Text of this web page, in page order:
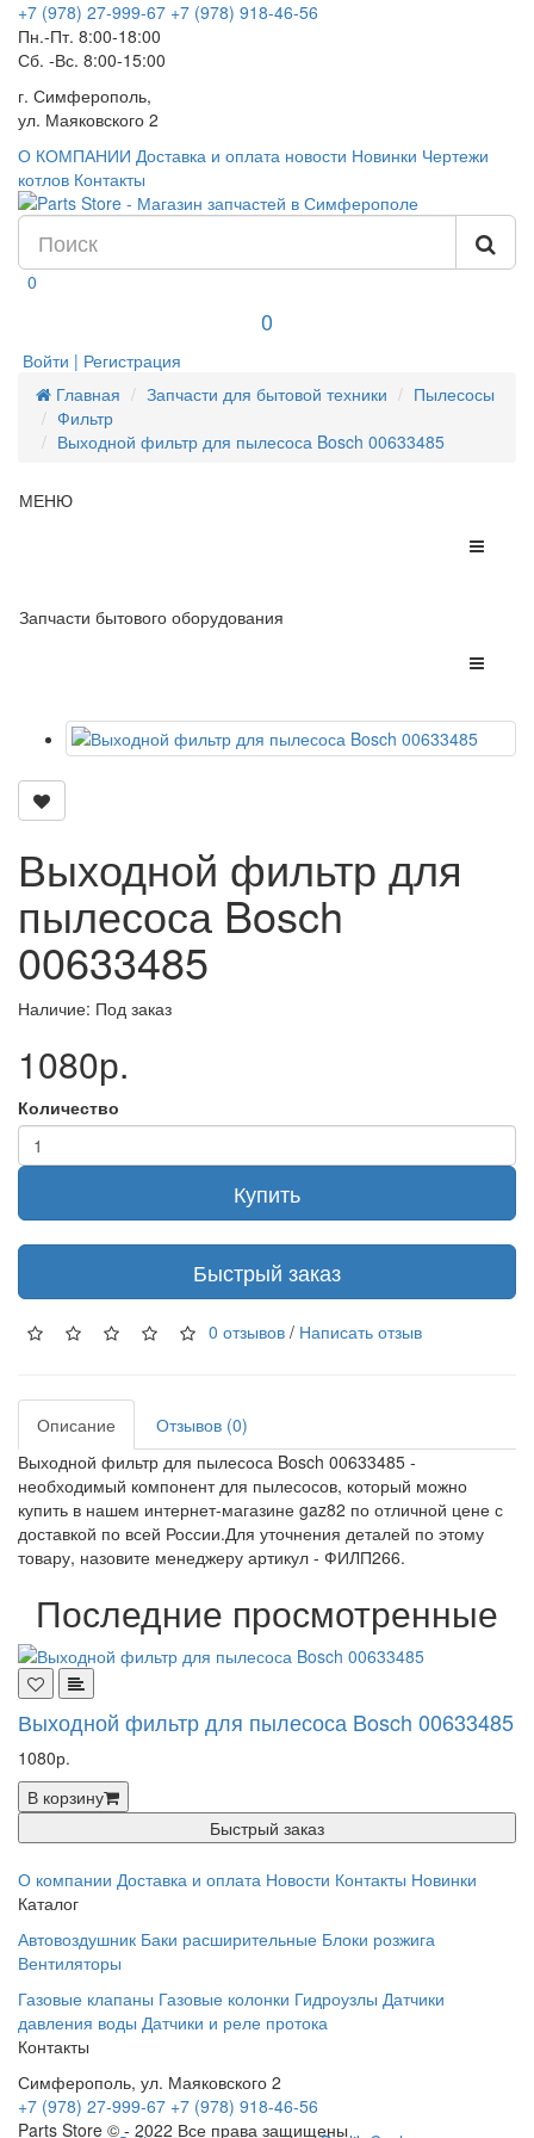
+7 (978) 27-999-67 +7 (978) 918-46-56
Пн.-Пт. 8:00-18:00
Сб. -Вс. 8:00-15:00
г. Симферополь,
ул. Маяковского 2
О КОМПАНИИ Доставка и оплата новости Новинки Чертежи
котлов Контакты
0
0
Войти | Регистрация
Главная
Запчасти для бытовой техники
Пылесосы
Фильтр
Выходной фильтр для пылесоса Bosch 00633485
МЕНЮ
Запчасти бытового оборудования
Выходной фильтр для
пылесоса Bosch
00633485
Наличие: Под заказ
1080р.
Количество
Купить
Быстрый заказ
0 отзывов / Написать отзыв
Описание
Отзывов (0)
Выходной фильтр для пылесоса Bosch 00633485 -
необходимый компонент для пылесосов, который можно
купить в нашем интернет-магазине gaz82 по отличной цене с
доставкой по всей России.Для уточнения деталей по этому
товару, назовите менеджеру артикул - ФИЛП266.
Последние просмотренные
Выходной фильтр для пылесоса Bosch 00633485
1080р.
В корзину
Быстрый заказ
О компании Доставка и оплата Новости Контакты Новинки
Каталог
Автовоздушник Баки расширительные Блоки розжига
Вентиляторы
Газовые клапаны Газовые колонки Гидроузлы Датчики
давления воды Датчики и реле протока
Контакты
Симферополь, ул. Маяковского 2
+7 (978) 27-999-67 +7 (978) 918-46-56
Parts Store © - 2022 Все права защищены